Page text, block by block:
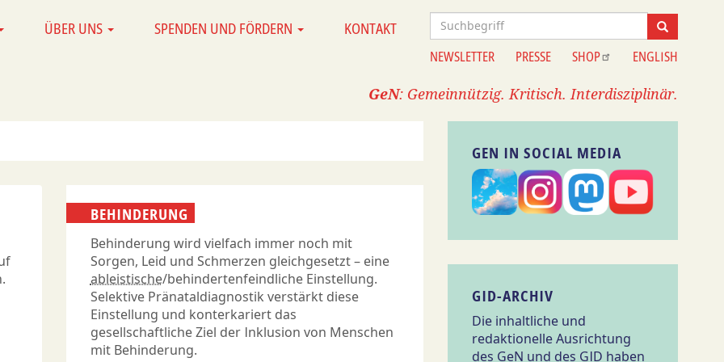
ÜBER UNS SPENDEN UND FÖRDERN KONTAKT Suche
Information
NEWSLETTER PRESSE SHOP ENGLISH
GeN: Gemeinnützig. Kritisch. Interdisziplinär.
BEHINDERUNG
Behinderung wird vielfach immer noch mit
Sorgen, Leid und Schmerzen gleichgesetzt – eine
ableistische/behindertenfeindliche Einstellung.
Selektive Pränataldiagnostik verstärkt diese
Einstellung und konterkariert das
gesellschaftliche Ziel der Inklusion von Menschen
mit Behinderung.
GEN IN SOCIAL MEDIA
GID-ARCHIV
Die inhaltliche und
redaktionelle Ausrichtung
des GeN und des GID haben